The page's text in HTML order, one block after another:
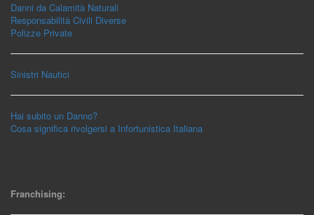
Danni da Calamità Naturali
Responsabilità Civili Diverse
Polizze Private
Sinistri Nautici
Hai subito un Danno?
Cosa significa rivolgersi a Infortunistica Italiana
Franchising: